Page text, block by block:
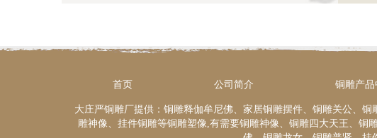
首页 公司简介 铜雕产品
大庄严铜雕厂提供：铜雕释伽牟尼佛、家居铜雕摆件、铜雕关公、
雕神像、挂件铜雕等铜雕塑像,有需要铜雕神像、铜雕四大天王、